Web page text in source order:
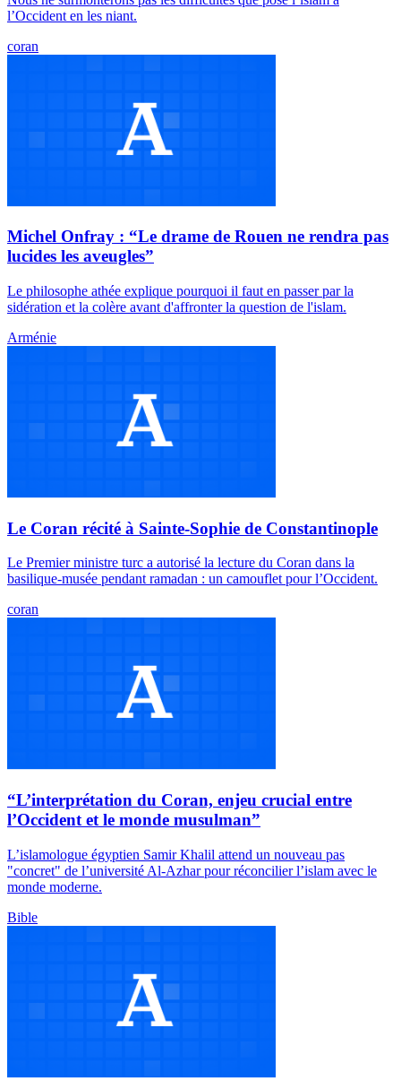
l’Occident en les niant.
coran
Michel Onfray : “Le drame de Rouen ne rendra pas
lucides les aveugles”
Le philosophe athée explique pourquoi il faut en passer par la
sidération et la colère avant d'affronter la question de l'islam.
Arménie
Le Coran récité à Sainte-Sophie de Constantinople
Le Premier ministre turc a autorisé la lecture du Coran dans la
basilique-musée pendant ramadan : un camouflet pour l’Occident.
coran
“L’interprétation du Coran, enjeu crucial entre
l’Occident et le monde musulman”
L’islamologue égyptien Samir Khalil attend un nouveau pas
"concret" de l’université Al-Azhar pour réconcilier l’islam avec le
monde moderne.
Bible